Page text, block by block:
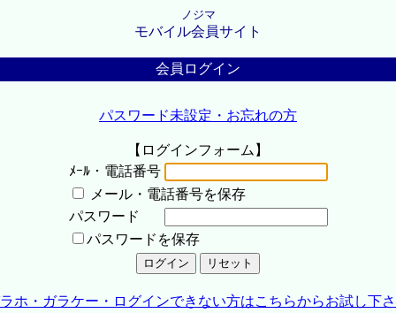
ノジマ
モバイル会員サイト
会員ログイン
パスワード未設定・お忘れの方
【ログインフォーム】
ﾒｰﾙ・電話番号
メール・電話番号を保存
パスワード
パスワードを保存
ホ・ガラケー・ログインできない方はこちらからお試し下